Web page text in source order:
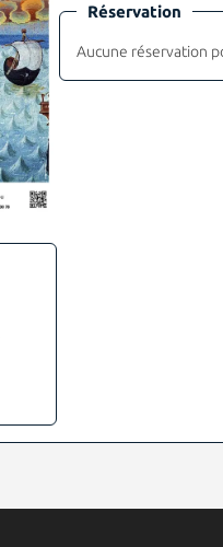
Réservation
Aucune réservation